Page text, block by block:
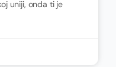
uniji, onda ti je